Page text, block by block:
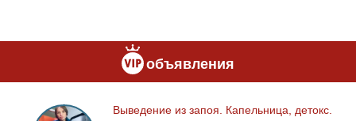
объявления
Выведение
Вы­ве­де­ние из за­поя. Ка­пель­ни­ца, де­токс.